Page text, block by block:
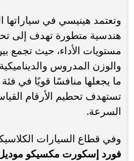
وتعتمد هينيسي في سياراتها
هندسية متطورة تهدف إلى
مستويات الأداء، حيث تجمع
والوزن المدروس والديناميكية
ما يجعلها منافسًا قويًا في
تستهدف تحطيم الأرقام
السرعة.
وفي قطاع السيارات
فورد إسكورت مكسيكو موديل